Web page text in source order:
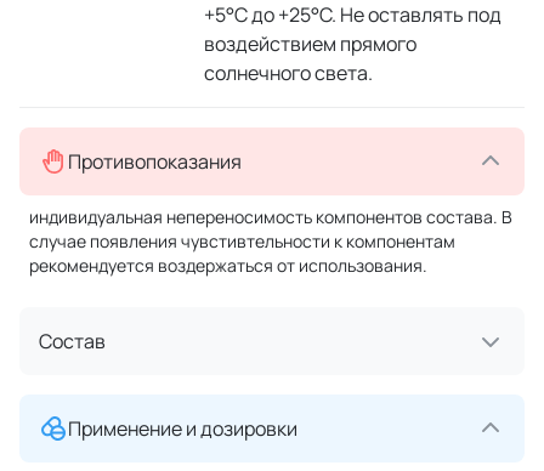
+5°С до +25°С. Не оставлять под
воздействием прямого
солнечного света.
Противопоказания
индивидуальная непереносимость компонентов состава. В
случае появления чувстивтельности к компонентам
рекомендуется воздержаться от использования.
Состав
Применение и дозировки